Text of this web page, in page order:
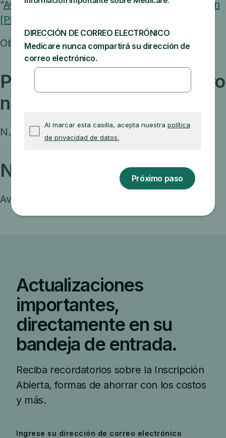
"Aviso de pérdida del certificado de acreditación
[PDF, 57.7 KB]
Obtenga este aviso enespañol [PDF, 74.7 KB].
Publicación, producto u otro
número
N.º del producto 11198
Nombre no oficial
Aviso gris
Actualizaciones
importantes,
directamente en su
bandeja de entrada.
Reciba recordatorios sobre la Inscripción
Abierta, formas de ahorrar con los costos
y más.
Ingrese su dirección de correo electrónico